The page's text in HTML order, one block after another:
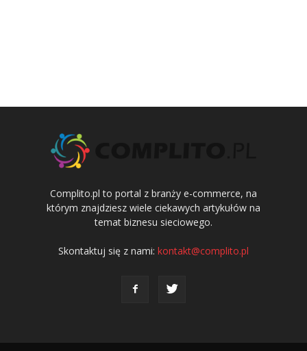
Complito.pl to portal z branży e-commerce, na
którym znajdziesz wiele ciekawych artykułów na
temat biznesu sieciowego.
Skontaktuj się z nami: kontakt@complito.pl